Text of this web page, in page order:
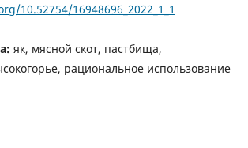
10.52754/16948696_2022_1_1
як, мясной скот, пастбища,
рациональное использование